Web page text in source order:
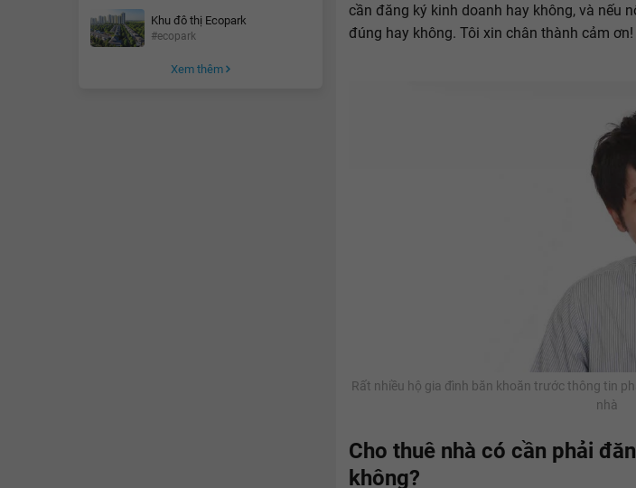
Khu đô thị Ecopark
#ecopark
Xem thêm
cần đăng ký kinh doanh hay không, và nếu
đúng hay không. Tôi xin chân thành cảm ơn!
Rất nhiều hộ gia đình băn khoăn trước thông tin
nhà
Cho thuê nhà có cần phải
không?